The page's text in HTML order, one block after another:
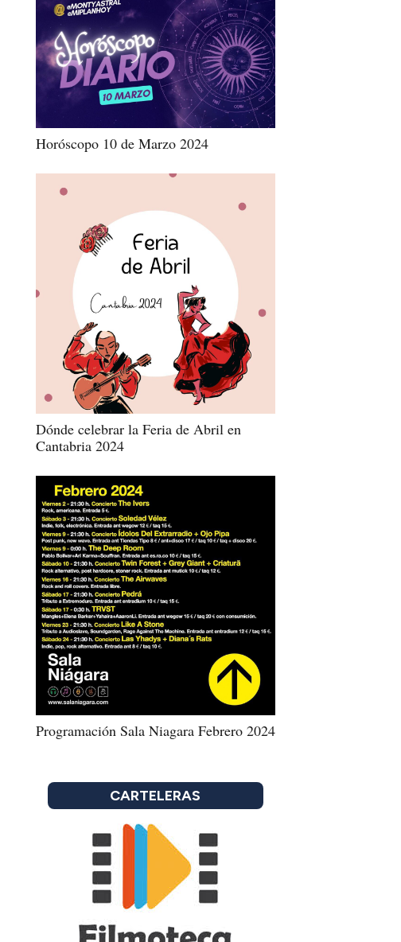
Horóscopo 10 de Marzo 2024
Dónde celebrar la Feria de Abril en
Cantabria 2024
Programación Sala Niagara Febrero 2024
CARTELERAS